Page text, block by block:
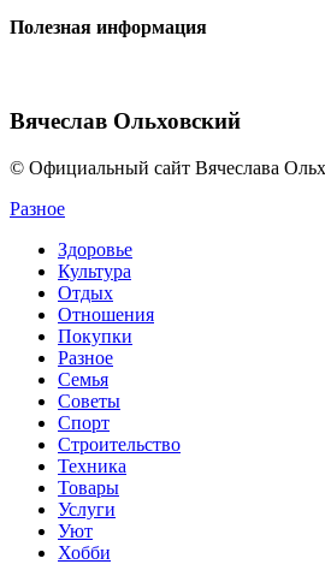
Полезная информация
Вячеслав Ольховский
© Официальный сайт Вячеслава
Разное
Здоровье
Культура
Отдых
Отношения
Покупки
Разное
Семья
Советы
Спорт
Строительство
Техника
Товары
Услуги
Уют
Хобби